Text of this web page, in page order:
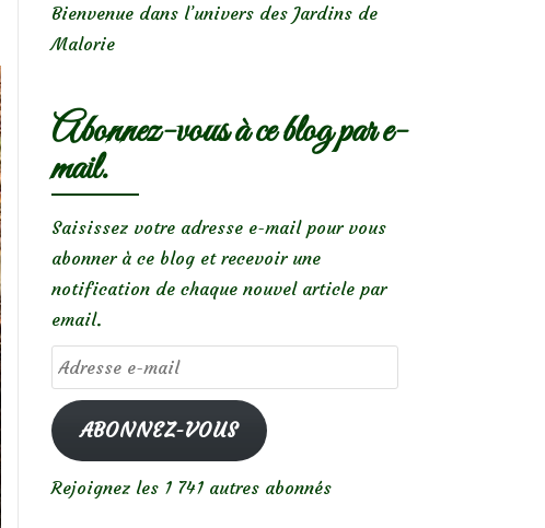
Bienvenue dans l’univers des Jardins de
Malorie
Abonnez-vous à ce blog par e-
mail.
Saisissez votre adresse e-mail pour vous
abonner à ce blog et recevoir une
notification de chaque nouvel article par
email.
Adresse
e-
mailABONNEZ-VOUS
Rejoignez les 1 741 autres abonnés